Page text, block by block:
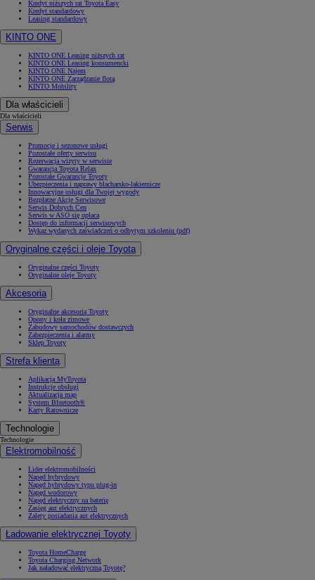
Kredyt niższych rat Toyota Easy
Kredyt standardowy
Leasing standardowy
KINTO ONE
KINTO ONE Leasing niższych rat
KINTO ONE Leasing konsumencki
KINTO ONE Najem
KINTO ONE Zarządzanie flotą
KINTO Mobility
Dla właścicieli
Dla właścicieli
Serwis
Promocje i sezonowe usługi
Pozostałe oferty serwisu
Rezerwacja wizyty w serwisie
Gwarancja Toyota Relax
Pozostałe Gwarancje Toyoty
Ubezpieczenia i naprawy blacharsko-lakiernicze
Innowacyjne usługi dla Twojej wygody
Bezpłatne Akcje Serwisowe
Serwis Dobrych Cen
Serwis w ASO się opłaca
Dostęp do informacji serwisowych
Wykaz wydanych zaświadczeń o odbytym szkoleniu (pdf)
Oryginalne części i oleje Toyota
Oryginalne części Toyoty
Oryginalne oleje Toyoty
Akcesoria
Oryginalne akcesoria Toyoty
Opony i koła zimowe
Zabudowy samochodów dostawczych
Zabezpieczenia i alarmy
Sklep Toyoty
Strefa klienta
Aplikacja MyToyota
Instrukcje obsługi
Aktualizacja map
System Bluetooth®
Karty Ratownicze
Technologie
Technologie
Elektromobilność
Lider elektromobilności
Napęd hybrydowy
Napęd hybrydowy typu plug-in
Napęd wodorowy
Napęd elektryczny na baterię
Zasięg aut elektrycznych
Zalety posiadania aut elektrycznych
Ładowanie elektrycznej Toyoty
Toyota HomeCharge
Toyota Charging Network
Jak naładować elektryczną Toyotę?